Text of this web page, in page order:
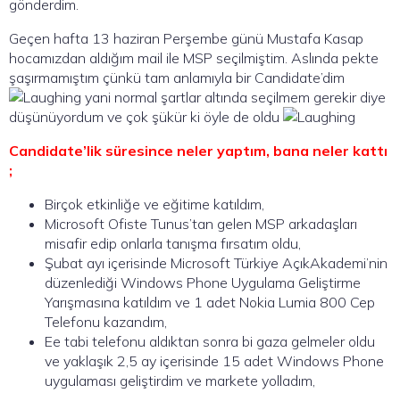
gönderdim.
Geçen hafta 13 haziran Perşembe günü Mustafa Kasap
hocamızdan aldığım mail ile MSP seçilmiştim. Aslında pekte
şaşırmamıştım çünkü tam anlamıyla bir Candidate’dim
yani normal şartlar altında seçilmem gerekir diye
düşünüyordum ve çok şükür ki öyle de oldu
Candidate’lik süresince neler yaptım, bana neler kattı
;
Birçok etkinliğe ve eğitime katıldım,
Microsoft Ofiste Tunus’tan gelen MSP arkadaşları
misafir edip onlarla tanışma fırsatım oldu,
Şubat ayı içerisinde Microsoft Türkiye AçıkAkademi’nin
düzenlediği Windows Phone Uygulama Geliştirme
Yarışmasına katıldım ve 1 adet Nokia Lumia 800 Cep
Telefonu kazandım,
Ee tabi telefonu aldıktan sonra bi gaza gelmeler oldu
ve yaklaşık 2,5 ay içerisinde 15 adet Windows Phone
uygulaması geliştirdim ve markete yolladım,